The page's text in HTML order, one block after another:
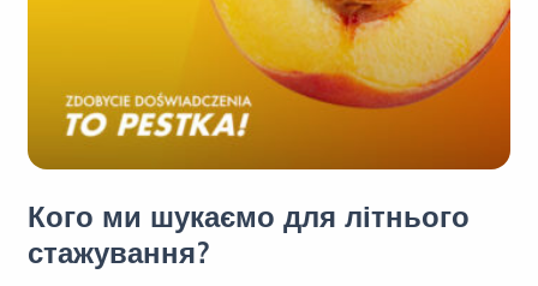
Кого ми шукаємо для літнього
стажування?